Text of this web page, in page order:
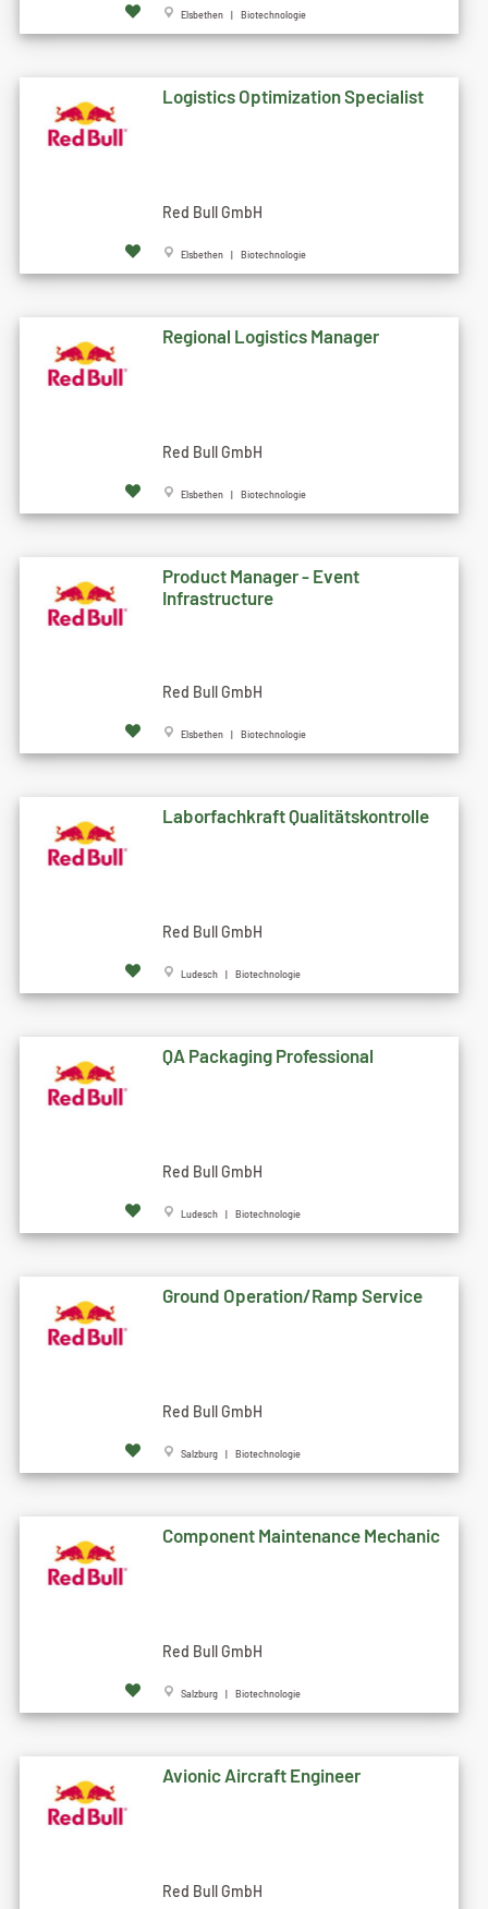
Elsbethen | Biotechnologie
Logistics Optimization Specialist
Red Bull GmbH
Elsbethen | Biotechnologie
Regional Logistics Manager
Red Bull GmbH
Elsbethen | Biotechnologie
Product Manager - Event
Infrastructure
Red Bull GmbH
Elsbethen | Biotechnologie
Laborfachkraft Qualitätskontrolle
Red Bull GmbH
Ludesch | Biotechnologie
QA Packaging Professional
Red Bull GmbH
Ludesch | Biotechnologie
Ground Operation/Ramp Service
Red Bull GmbH
Salzburg | Biotechnologie
Component Maintenance Mechanic
Red Bull GmbH
Salzburg | Biotechnologie
Avionic Aircraft Engineer
Red Bull GmbH